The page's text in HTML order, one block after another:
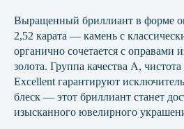
Выращенный бриллиант в форме
2,52 карата — камень с
органично сочетается с оправами
золота. Группа качества А,
Excellent гарантируют
блеск — этот бриллиант станет
изысканного ювелирного